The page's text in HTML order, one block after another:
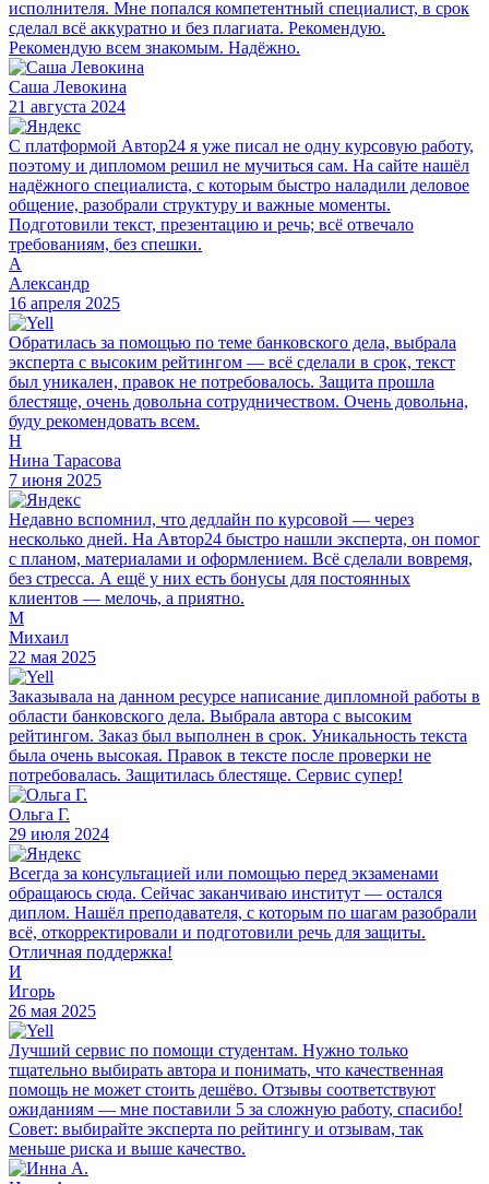
исполнителя. Мне попался компетентный специалист, в срок
сделал всё аккуратно и без плагиата. Рекомендую.
Рекомендую всем знакомым. Надёжно.
Саша Левокина
21 августа 2024
С платформой Автор24 я уже писал не одну курсовую работу,
поэтому и дипломом решил не мучиться сам. На сайте нашёл
надёжного специалиста, с которым быстро наладили деловое
общение, разобрали структуру и важные моменты.
Подготовили текст, презентацию и речь; всё отвечало
требованиям, без спешки.
А
Александр
16 апреля 2025
Обратилась за помощью по теме банковского дела, выбрала
эксперта с высоким рейтингом — всё сделали в срок, текст
был уникален, правок не потребовалось. Защита прошла
блестяще, очень довольна сотрудничеством. Очень довольна,
буду рекомендовать всем.
Н
Нина Тарасова
7 июня 2025
Недавно вспомнил, что дедлайн по курсовой — через
несколько дней. На Автор24 быстро нашли эксперта, он помог
с планом, материалами и оформлением. Всё сделали вовремя,
без стресса. А ещё у них есть бонусы для постоянных
клиентов — мелочь, а приятно.
М
Михаил
22 мая 2025
Заказывала на данном ресурсе написание дипломной работы в
области банковского дела. Выбрала автора с высоким
рейтингом. Заказ был выполнен в срок. Уникальность текста
была очень высокая. Правок в тексте после проверки не
потребовалась. Защитилась блестяще. Сервис супер!
Ольга Г.
29 июля 2024
Всегда за консультацией или помощью перед экзаменами
обращаюсь сюда. Сейчас заканчиваю институт — остался
диплом. Нашёл преподавателя, с которым по шагам разобрали
всё, откорректировали и подготовили речь для защиты.
Отличная поддержка!
И
Игорь
26 мая 2025
Лучший сервис по помощи студентам. Нужно только
тщательно выбирать автора и понимать, что качественная
помощь не может стоить дешёво. Отзывы соответствуют
ожиданиям — мне поставили 5 за сложную работу, спасибо!
Совет: выбирайте эксперта по рейтингу и отзывам, так
меньше риска и выше качество.